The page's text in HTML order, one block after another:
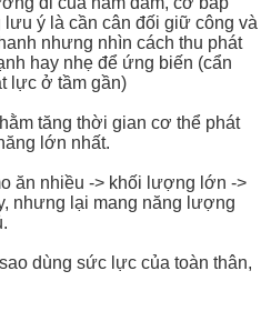
ý là cần cân đối giữ công và
nhưng nhìn cách thu phát
hay nhẹ để ứng biến (cẩn
lực ở tầm gần)
tăng thời gian cơ thể phát
lớn nhất.
ăn nhiều -> khối lượng lớn ->
nhưng lại mang năng lượng
dùng sức lực của toàn thân,